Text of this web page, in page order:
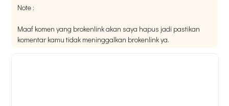
Note :
Maaf komen yang brokenlink akan saya hapus jadi pastikan
komentar kamu tidak meninggalkan brokenlink ya.